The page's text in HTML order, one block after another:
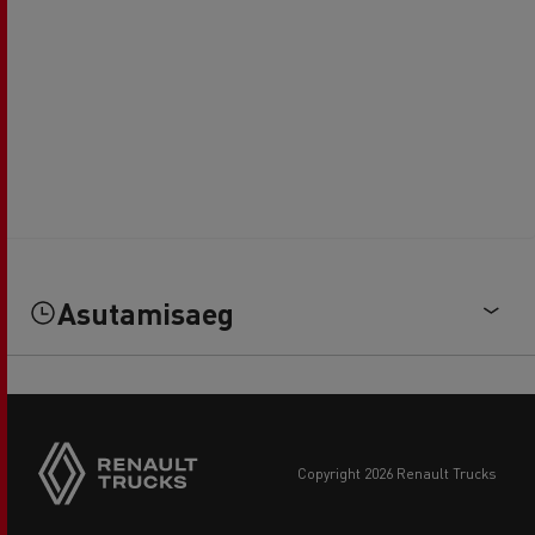
Asutamisaeg
copyright 2026 Renault Trucks